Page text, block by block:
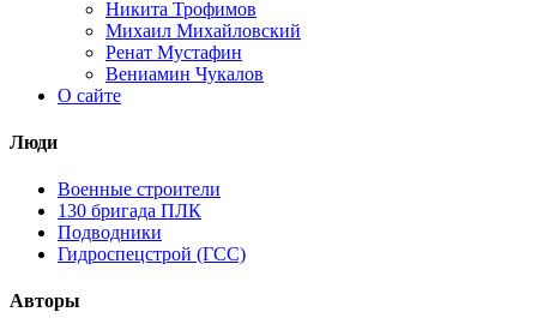
Никита Трофимов
Михаил Михайловский
Ренат Мустафин
Вениамин Чукалов
О сайте
Люди
Военные строители
130 бригада ПЛК
Подводники
Гидроспецстрой (ГСС)
Авторы